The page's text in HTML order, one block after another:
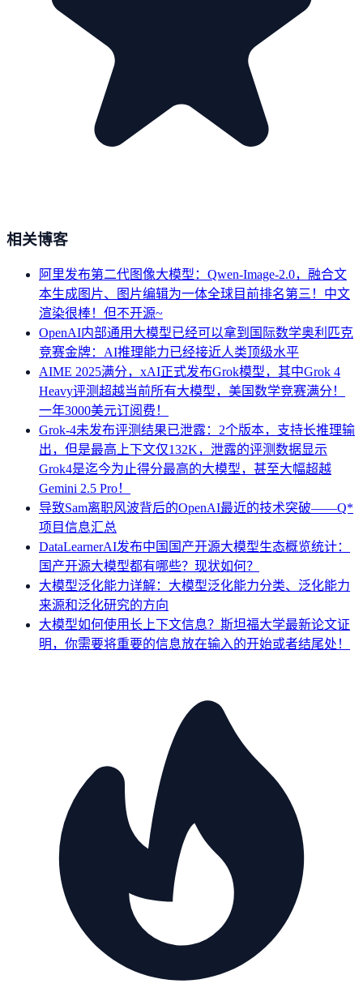
相关博客
阿里发布第二代图像大模型：Qwen-Image-2.0，融合文
本生成图片、图片编辑为一体全球目前排名第三！中文
渲染很棒！但不开源~
OpenAI内部通用大模型已经可以拿到国际数学奥利匹克
竞赛金牌：AI推理能力已经接近人类顶级水平
AIME 2025满分，xAI正式发布Grok模型，其中Grok 4
Heavy评测超越当前所有大模型，美国数学竞赛满分！
一年3000美元订阅费！
Grok-4未发布评测结果已泄露：2个版本，支持长推理输
出，但是最高上下文仅132K，泄露的评测数据显示
Grok4是迄今为止得分最高的大模型，甚至大幅超越
Gemini 2.5 Pro！
导致Sam离职风波背后的OpenAI最近的技术突破——Q*
项目信息汇总
DataLearnerAI发布中国国产开源大模型生态概览统计：
国产开源大模型都有哪些？现状如何？
大模型泛化能力详解：大模型泛化能力分类、泛化能力
来源和泛化研究的方向
大模型如何使用长上下文信息？斯坦福大学最新论文证
明，你需要将重要的信息放在输入的开始或者结尾处！